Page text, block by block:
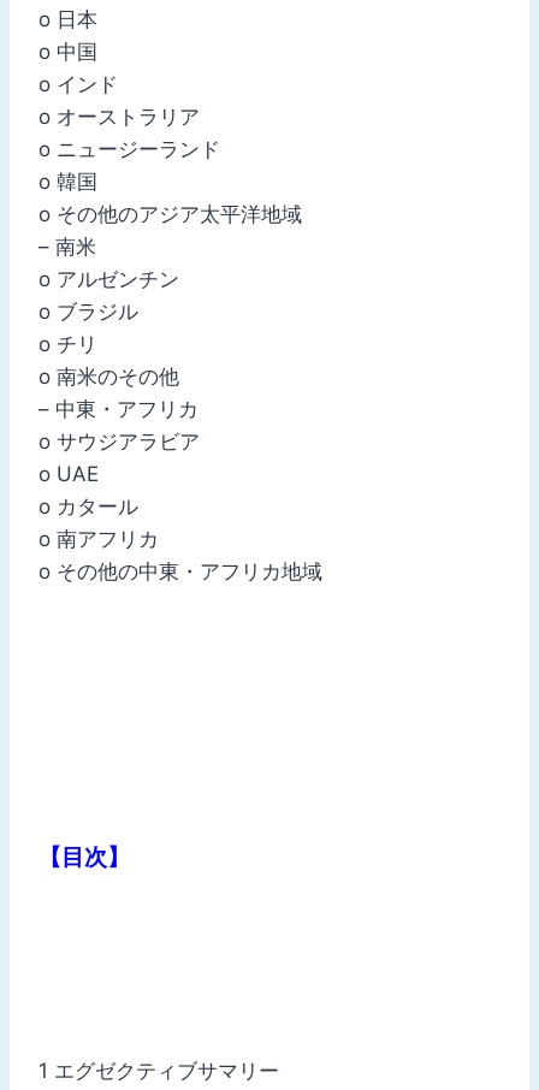
o 日本
o 中国
o インド
o オーストラリア
o ニュージーランド
o 韓国
o その他のアジア太平洋地域
– 南米
o アルゼンチン
o ブラジル
o チリ
o 南米のその他
– 中東・アフリカ
o サウジアラビア
o UAE
o カタール
o 南アフリカ
o その他の中東・アフリカ地域
【目次】
1 エグゼクティブサマリー